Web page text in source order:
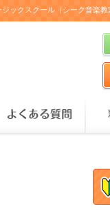
ックスクール（シーク音楽教